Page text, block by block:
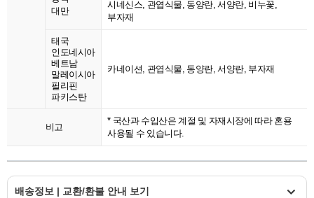
대만
시네신스, 관엽식물, 동양란, 서양란, 비누꽃,
부자재
태국
인도네시아
베트남
말레이시아
필리핀
파키스탄
카네이션, 관엽식물, 동양란, 서양란, 부자재
비고
* 국산과 수입산은 계절 및 자재시장에 따라 혼용
사용될 수 있습니다.
배송정보 | 교환/환불 안내 보기